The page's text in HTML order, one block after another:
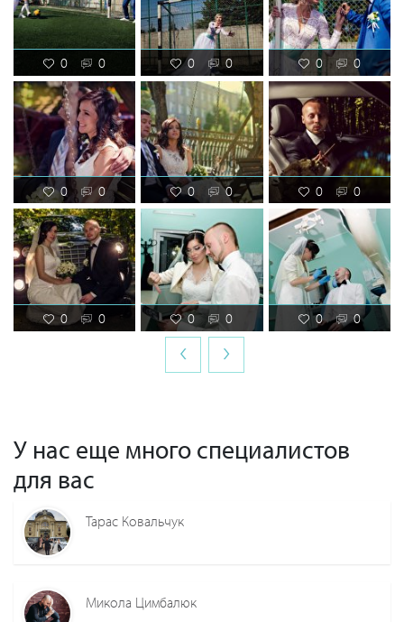
0 0 0 0 0 0
0 0 0 0 0 0
0 0 0 0 0 0
‹ ›
У нас еще много специалистов
для вас
Тарас Ковальчук
Микола Цимбалюк